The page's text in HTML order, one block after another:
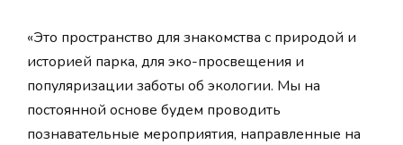
«Это пространство для знакомства с природой и
историей парка, для эко-просвещения и
популяризации заботы об экологии. Мы на
постоянной основе будем проводить
познавательные мероприятия, направленные на